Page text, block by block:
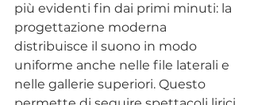
più evidenti fin dai primi minuti: la
progettazione moderna
distribuisce il suono in modo
uniforme anche nelle file laterali e
nelle gallerie superiori. Questo